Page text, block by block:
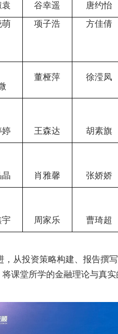
谷幸遥
唐约怡
萌 项子浩 方佳倩
董桠萍 徐滢凤
王森达
胡素旗
晶
肖雅馨
张娇娇
宇
周家乐 曹琦超
投资策略构建、报告撰
课堂所学的金融理论与真